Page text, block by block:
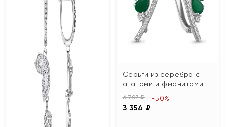
Серьги из серебра с
агатами и фианитами
6 707 ₽
3 354 ₽
-50%